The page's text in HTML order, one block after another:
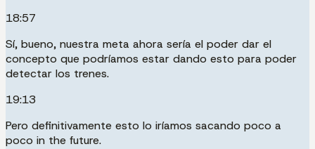
18:57
Sí, bueno, nuestra meta ahora sería el poder dar el
concepto que podríamos estar dando esto para poder
detectar los trenes.
19:13
Pero definitivamente esto lo iríamos sacando poco a
poco in the future.